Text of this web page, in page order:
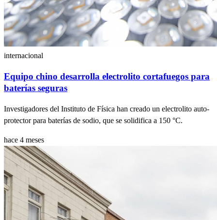
internacional
Equipo chino desarrolla electrolito cortafuegos para
baterías seguras
Investigadores del Instituto de Física han creado un electrolito auto-
protector para baterías de sodio, que se solidifica a 150 °C.
hace 4 meses